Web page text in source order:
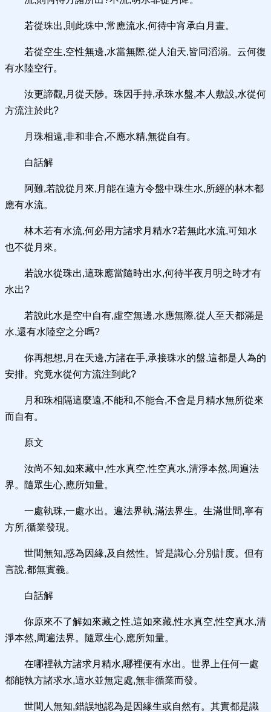
若從珠出,則此珠中,常應流水,何待中宵承白月晝。
若從空生,空性無邊,水當無際,從人洎天,皆同滔溺。云何復
有水陸空行。
汝更諦觀,月從天陟。珠因手持,承珠水盤,本人敷設,水從何
方流注於此?
月珠相遠,非和非合,不應水精,無從自有。
白話解
阿難,若說從月來,月能在遠方令盤中珠生水,所經的林木都
應有水流。
林木若有水流,何必用方諸求月精水?若無此水流,可知水
也不從月來。
若說水從珠出,這珠應當隨時出水,何待半夜月明之時才有
水出?
若說此水是空中自有,虛空無邊,水應無際,從人至天都滿是
水,還有水陸空之分嗎?
你再想想,月在天邊,方諸在手,承接珠水的盤,這都是人為的
安排。究竟水從何方流注到此?
月和珠相隔這麼遠,不能和,不能合,不會是月精水無所從來
而自有。
原文
汝尚不知,如來藏中,性水真空,性空真水,清淨本然,周遍法
界。隨眾生心,應所知量。
一處執珠,一處水出。遍法界執,滿法界生。生滿世間,寧有
方所,循業發現。
世間無知,惑為因緣,及自然性。皆是識心,分別計度。但有
言說,都無實義。
白話解
你原來不了解如來藏之性,這如來藏,性水真空,性空真水,清
淨本然,周遍法界。隨眾生心,應所知量。
在哪裡執方諸求月精水,哪裡便有水出。世界上任何一處
都能執方諸求水,這水並無定處,無非循業而發。
世間人無知,錯誤地認為是因緣生或自然有。其實都是識